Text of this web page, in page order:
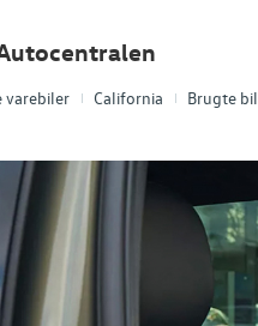
varebiler California Brugte